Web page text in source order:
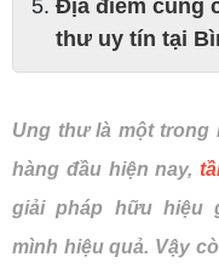
Địa điểm cung
thư uy tín tại
Ung thư là một
hàng đầu hiện nay,
giải pháp hữu hiệu
mình hiệu quả. Vậy